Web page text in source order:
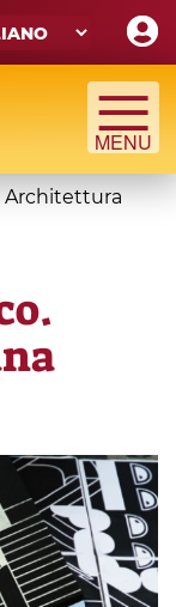
Architettura